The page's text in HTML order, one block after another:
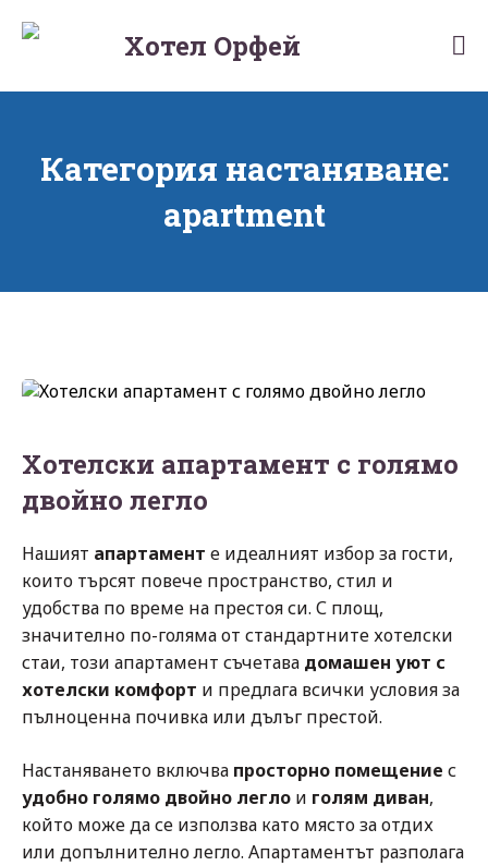
Хотел Орфей
Hotelorpheus
Категория настаняване:
apartment
Хотелски апартамент с голямо
двойно легло
Нашият апартамент е идеалният избор за гости,
които търсят повече пространство, стил и
удобства по време на престоя си. С площ,
значително по-голяма от стандартните хотелски
стаи, този апартамент съчетава домашен уют с
хотелски комфорт и предлага всички условия за
пълноценна почивка или дълъг престой.
Настаняването включва просторно помещение с
удобно голямо двойно легло и голям диван,
който може да се използва като място за отдих
или допълнително легло. Апартаментът разполага